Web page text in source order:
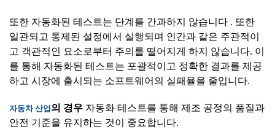
또한 자동화된 테스트는 단계를 간과하지 않습니다 . 또한
일관되고 통제된 설정에서 실행되며 인간과 같은 주관적이
고 객관적인 요소로부터 주의를 떨어지게 하지 않습니다. 이
를 통해 자동화된 테스트는 포괄적이고 정확한 결과를 제공
하고 시장에 출시되는 소프트웨어의 실패율을 줄입니다.
자동차 산업 의 경우 자동화 테스트를 통해 제조 공정의 품질과
안전 기준을 유지하는 것이 중요합니다.